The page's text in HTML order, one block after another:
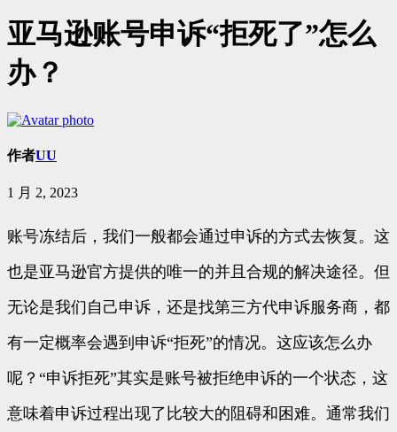
亚马逊账号申诉“拒死了”怎么
办？
作者UU
1 月 2, 2023
账号冻结后，我们一般都会通过申诉的方式去恢复。这
也是亚马逊官方提供的唯一的并且合规的解决途径。但
无论是我们自己申诉，还是找第三方代申诉服务商，都
有一定概率会遇到申诉“拒死”的情况。这应该怎么办
呢？“申诉拒死”其实是账号被拒绝申诉的一个状态，这
意味着申诉过程出现了比较大的阻碍和困难。通常我们